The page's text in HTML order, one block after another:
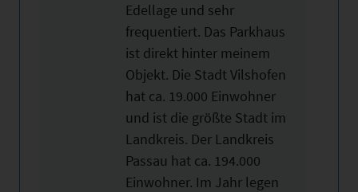
Edellage und sehr
frequentiert. Das Parkhaus
ist direkt hinter meinem
Objekt. Die Stadt Vilshofen
hat ca. 19.000 Einwohner
und ist die größte Stadt im
Landkreis. Der Landkreis
Passau hat ca. 194.000
Einwohner. Im Jahr legen